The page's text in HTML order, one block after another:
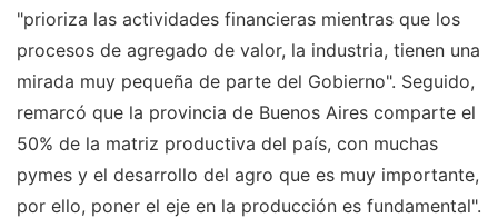
"prioriza las actividades financieras mientras que los
procesos de agregado de valor, la industria, tienen una
mirada muy pequeña de parte del Gobierno". Seguido,
remarcó que la provincia de Buenos Aires comparte el
50% de la matriz productiva del país, con muchas
pymes y el desarrollo del agro que es muy importante,
por ello, poner el eje en la producción es fundamental".